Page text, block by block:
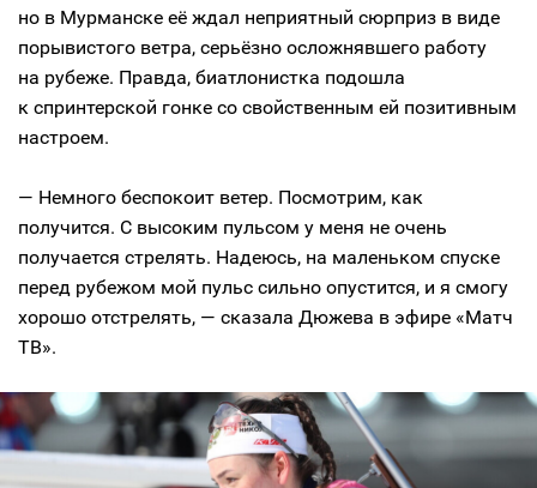
но в Мурманске её ждал неприятный сюрприз в виде
порывистого ветра, серьёзно осложнявшего работу
на рубеже. Правда, биатлонистка подошла
к спринтерской гонке со свойственным ей позитивным
настроем.
— Немного беспокоит ветер. Посмотрим, как
получится. С высоким пульсом у меня не очень
получается стрелять. Надеюсь, на маленьком спуске
перед рубежом мой пульс сильно опустится, и я смогу
хорошо отстрелять, — сказала Дюжева в эфире «Матч
ТВ».